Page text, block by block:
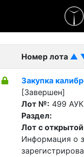
-
Номер лота ▲
Закупка
[Завершен]
Лот №: 499
Раздел:
Лот с
Информация о